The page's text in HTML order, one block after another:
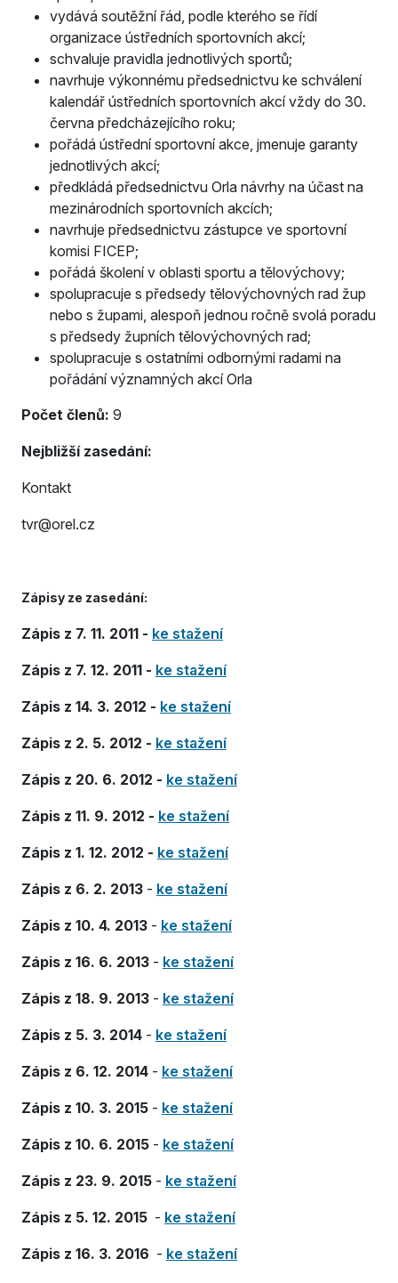
vydává soutěžní řád, podle kterého se řídí
organizace ústředních sportovních akcí;
schvaluje pravidla jednotlivých sportů;
navrhuje výkonnému předsednictvu ke schválení
kalendář ústředních sportovních akcí vždy do 30.
června předcházejícího roku;
pořádá ústřední sportovní akce, jmenuje garanty
jednotlivých akcí;
předkládá předsednictvu Orla návrhy na účast na
mezinárodních sportovních akcích;
navrhuje předsednictvu zástupce ve sportovní
komisi FICEP;
pořádá školení v oblasti sportu a tělovýchovy;
spolupracuje s předsedy tělovýchovných rad žup
nebo s župami, alespoň jednou ročně svolá poradu
s předsedy župních tělovýchovných rad;
spolupracuje s ostatními odbornými radami na
pořádání významných akcí Orla
Počet členů: 9
Nejbližší zasedání:
Kontakt
tvr@orel.cz
Zápisy ze zasedání:
Zápis z 7. 11. 2011 - ke stažení
Zápis z 7. 12. 2011 - ke stažení
Zápis z 14. 3. 2012 - ke stažení
Zápis z 2. 5. 2012 - ke stažení
Zápis z 20. 6. 2012 - ke stažení
Zápis z 11. 9. 2012 - ke stažení
Zápis z 1. 12. 2012 - ke stažení
Zápis z 6. 2. 2013 - ke stažení
Zápis z 10. 4. 2013 - ke stažení
Zápis z 16. 6. 2013 - ke stažení
Zápis z 18. 9. 2013 - ke stažení
Zápis z 5. 3. 2014 - ke stažení
Zápis z 6. 12. 2014 - ke stažení
Zápis z 10. 3. 2015 - ke stažení
Zápis z 10. 6. 2015 - ke stažení
Zápis z 23. 9. 2015 - ke stažení
Zápis z 5. 12. 2015 - ke stažení
Zápis z 16. 3. 2016 - ke stažení